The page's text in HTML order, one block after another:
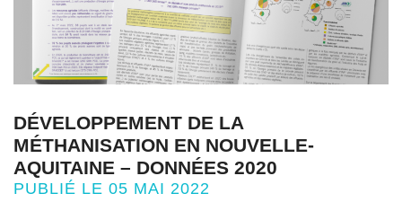
DÉVELOPPEMENT DE LA
MÉTHANISATION EN NOUVELLE-
AQUITAINE – DONNÉES 2020
PUBLIÉ LE 05 MAI 2022